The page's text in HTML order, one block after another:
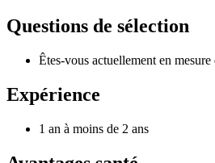
Questions de sélection
Êtes-vous actuellement en
Expérience
1 an à moins de 2 ans